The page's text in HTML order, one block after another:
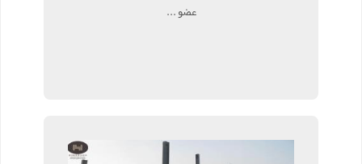
عضو ...